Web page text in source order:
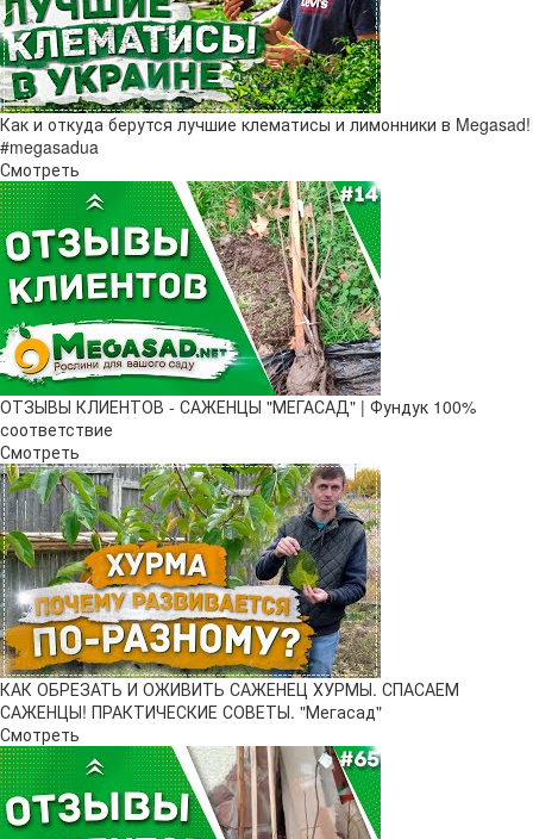
Как и откуда берутся лучшие клематисы и лимонники в Megasad!
#megasadua
Смотреть
ОТЗЫВЫ КЛИЕНТОВ - САЖЕНЦЫ "МЕГАСАД" | Фундук 100%
соответствие
Смотреть
КАК ОБРЕЗАТЬ И ОЖИВИТЬ САЖЕНЕЦ ХУРМЫ. СПАСАЕМ
САЖЕНЦЫ! ПРАКТИЧЕСКИЕ СОВЕТЫ. "Мегасад"
Смотреть